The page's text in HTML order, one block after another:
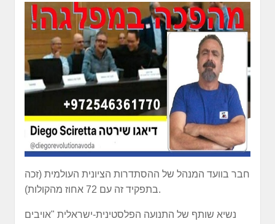
חבר בוועד המנהל של ההסתדרות הציונית העולמית (זכה
בתפקיד זה עם 72 אחוז מהקולות).
נשיא שותף של התנועה הפלסטינית-ישראלית "אויבים